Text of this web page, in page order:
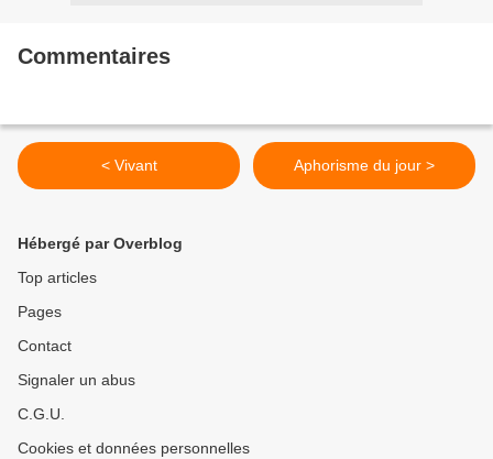
Commentaires
< Vivant Aphorisme du jour >
Hébergé par Overblog
Top articles
Pages
Contact
Signaler un abus
C.G.U.
Cookies et données personnelles